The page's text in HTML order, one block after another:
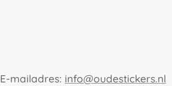
E-mailadres: info@oudestickers.nl